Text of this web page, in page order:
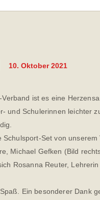
10. Oktober 2021
ist es eine
und Schulerinnen leichter
Schulsport-Set von
Michael Gefken (Bild
Rosanna Reuter,
Ein besonderer Dank